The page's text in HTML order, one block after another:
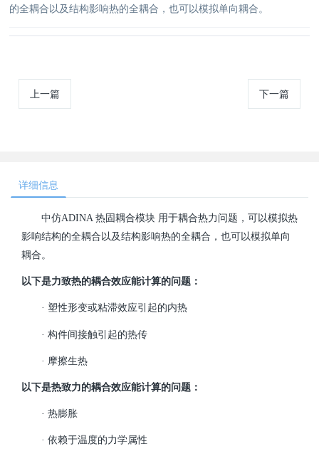
的全耦合以及结构影响热的全耦合，也可以模拟单向耦合。
上一篇 下一篇
详细信息
中仿ADINA 热固耦合模块 用于耦合热力问题，可以模拟热
影响结构的全耦合以及结构影响热的全耦合，也可以模拟单向
耦合。
以下是力致热的耦合效应能计算的问题：
· 塑性形变或粘滞效应引起的内热
· 构件间接触引起的热传
· 摩擦生热
以下是热致力的耦合效应能计算的问题：
· 热膨胀
· 依赖于温度的力学属性